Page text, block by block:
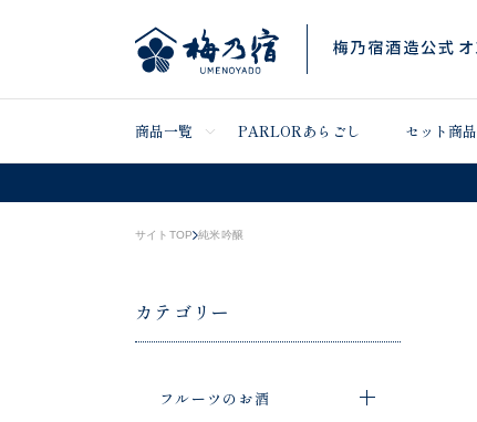
商品一覧 PARLORあらごし セット商品
サイトTOP 純米吟醸
カテゴリー
フルーツのお酒